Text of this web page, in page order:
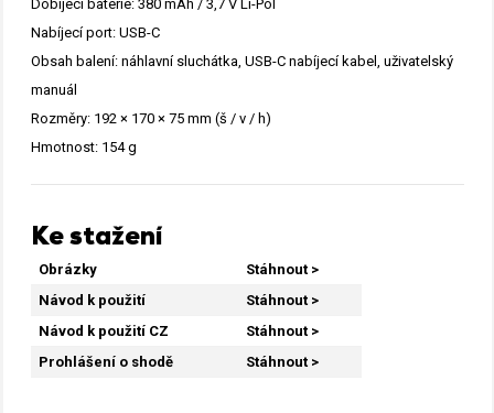
Dobíjecí baterie: 380 mAh / 3,7 V Li-Pol
Nabíjecí port: USB-C
Obsah balení: náhlavní sluchátka, USB-C nabíjecí kabel, uživatelský
manuál
Rozměry: 192 × 170 × 75 mm (š / v / h)
Hmotnost: 154 g
Ke stažení
Obrázky
Stáhnout >
Návod k použití
Stáhnout >
Návod k použití CZ
Stáhnout >
Prohlášení o shodě
Stáhnout >